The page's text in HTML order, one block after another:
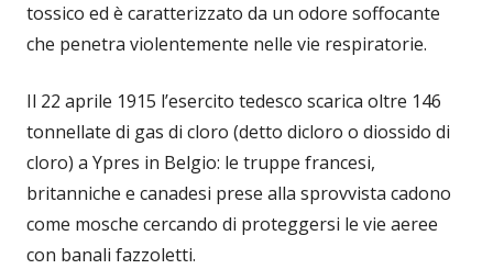
tossico ed è caratterizzato da un odore soffocante
che penetra violentemente nelle vie respiratorie.
Il 22 aprile 1915 l’esercito tedesco scarica oltre 146
tonnellate di gas di cloro (detto dicloro o diossido di
cloro) a Ypres in Belgio: le truppe francesi,
britanniche e canadesi prese alla sprovvista cadono
come mosche cercando di proteggersi le vie aeree
con banali fazzoletti.